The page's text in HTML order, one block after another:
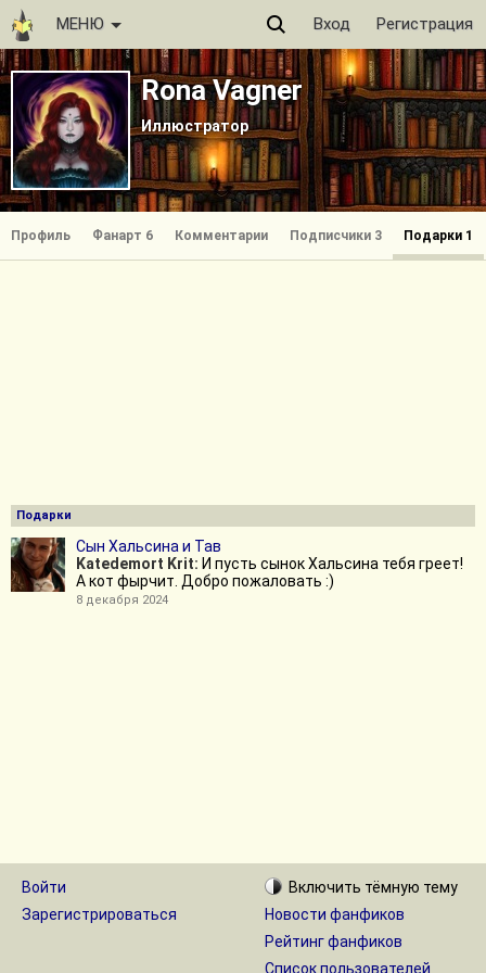
МЕНЮ Вход Регистрация
Rona Vagner
Иллюстратор
Профиль Фанарт 6 Комментарии Подписчики 3 Подарки 1
Подарки
Сын Хальсина и Тав
Katedemort Krit: И пусть сынок Хальсина тебя греет!
А кот фырчит. Добро пожаловать :)
8 декабря 2024
Войти
Зарегистрироваться
Включить тёмную тему
Новости фанфиков
Рейтинг фанфиков
Список пользователей